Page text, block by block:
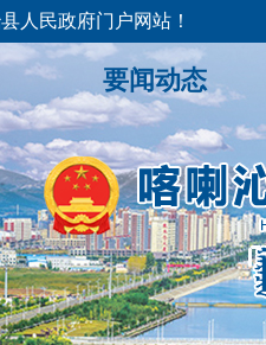
人民政府门户网站！
要闻动态